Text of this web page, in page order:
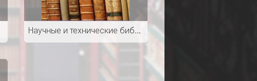
Научные и технические библиотеки